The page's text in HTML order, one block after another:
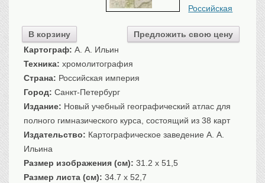
Ценные бумаги
История моды. Униформа
Гражданская мода
Униформа
Охота. Флора. Фауна
Рыбы, рыбалка
Техника, транспорт, архитектура
В корзину Предложить свою цену
Картограф: А. А. Ильин
Техника: хромолитография
Страна: Российская империя
Город: Санкт-Петербург
Издание: Новый учебный географический атлас для
полного гимназического курса, состоящий из 38 карт
Издательство: Картографическое заведение А. А.
Ильина
Размер изображения (см): 31.2 x 51,5
Размер листа (см): 34.7 x 52,7
Российская